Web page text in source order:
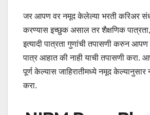
जर आपण वर नमूद केलेल्या भरती करिअर
करण्यास इच्छुक असाल तर शैक्षणिक पात्रता,
इत्यादी पात्रता गुणांची तपासणी करुन आपण
पात्र आहात की नाही याची तपासणी करा.
पूर्ण केल्यास जाहिरातीमध्ये नमूद केल्यानुसार
करा.